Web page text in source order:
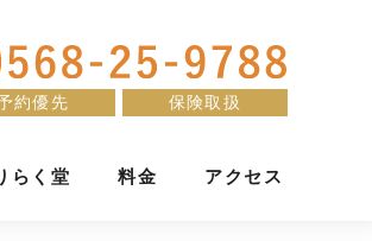
約優先 保険取扱
らく堂 料金 アクセス